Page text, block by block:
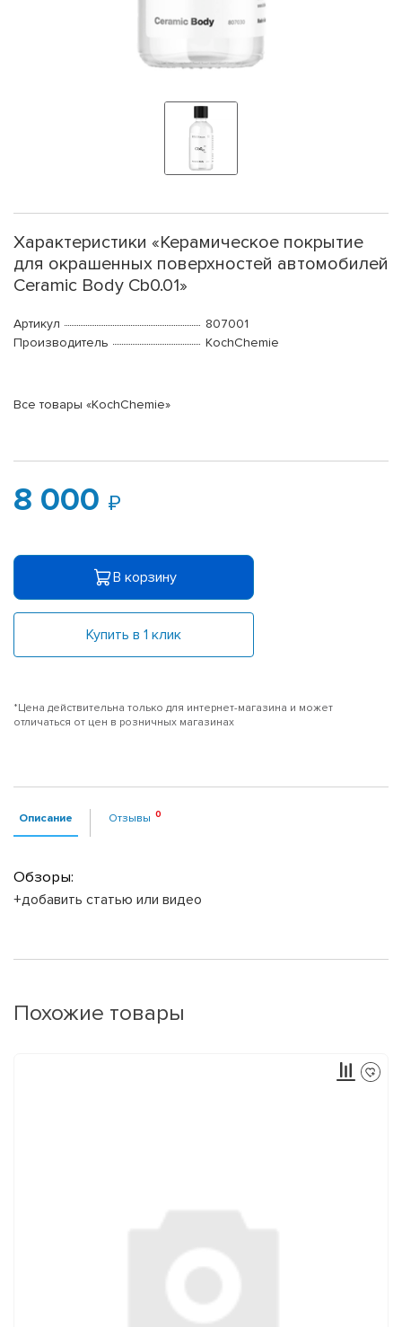
Характеристики «Керамическое покрытие
для окрашенных поверхностей автомобилей
Ceramic Body Cb0.01»
Артикул
807001
Производитель
KochChemie
Все товары «KochChemie»
8 000
В корзину
Купить в 1 клик
*Цена действительна только для интернет-магазина и может
отличаться от цен в розничных магазинах
Описание Отзывы
Обзоры:
+добавить статью или видео
Похожие товары